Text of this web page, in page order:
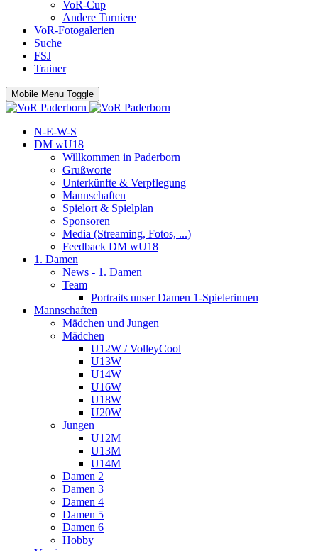
VoR-Cup
Andere Turniere
VoR-Fotogalerien
Suche
FSJ
Trainer
Mobile Menu Toggle
N-E-W-S
DM wU18
Willkommen in Paderborn
Grußworte
Unterkünfte & Verpflegung
Mannschaften
Spielort & Spielplan
Sponsoren
Media (Streaming, Fotos, ...)
Feedback DM wU18
1. Damen
News - 1. Damen
Team
Portraits unser Damen 1-Spielerinnen
Mannschaften
Mädchen und Jungen
Mädchen
U12W / VolleyCool
U13W
U14W
U16W
U18W
U20W
Jungen
U12M
U13M
U14M
Damen 2
Damen 3
Damen 4
Damen 5
Damen 6
Hobby